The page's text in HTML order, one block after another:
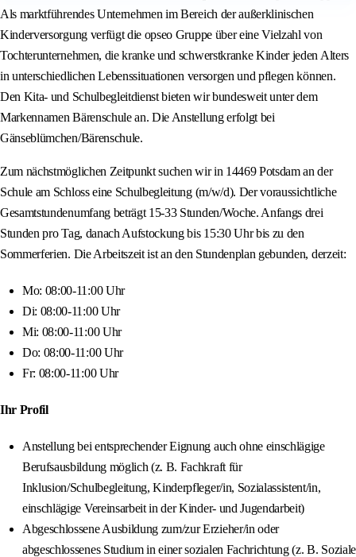
Als marktführendes Unternehmen im Bereich der außerklinischen
Kinderversorgung verfügt die opseo Gruppe über eine Vielzahl von
Tochterunternehmen, die kranke und schwerstkranke Kinder jeden Alters
in unterschiedlichen Lebenssituationen versorgen und pflegen können.
Den Kita- und Schulbegleitdienst bieten wir bundesweit unter dem
Markennamen Bärenschule an. Die Anstellung erfolgt bei
Gänseblümchen/Bärenschule.
Zum nächstmöglichen Zeitpunkt suchen wir in 14469 Potsdam an der
Schule am Schloss eine Schulbegleitung (m/w/d). Der voraussichtliche
Gesamtstundenumfang beträgt 15-33 Stunden/Woche. Anfangs drei
Stunden pro Tag, danach Aufstockung bis 15:30 Uhr bis zu den
Sommerferien. Die Arbeitszeit ist an den Stundenplan gebunden, derzeit:
Mo: 08:00-11:00 Uhr
Di: 08:00-11:00 Uhr
Mi: 08:00-11:00 Uhr
Do: 08:00-11:00 Uhr
Fr: 08:00-11:00 Uhr
Ihr Profil
Anstellung bei entsprechender Eignung auch ohne einschlägige
Berufsausbildung möglich (z. B. Fachkraft für
Inklusion/Schulbegleitung, Kinderpfleger/in, Sozialassistent/in,
einschlägige Vereinsarbeit in der Kinder- und Jugendarbeit)
Abgeschlossene Ausbildung zum/zur Erzieher/in oder
abgeschlossenes Studium in einer sozialen Fachrichtung (z. B. Soziale